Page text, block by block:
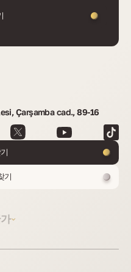
Çarşamba cad., 89-16
기